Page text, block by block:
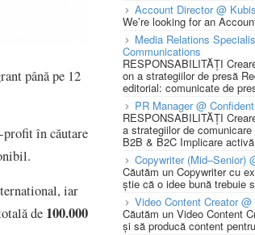
până pe 12
în căutare
iar
de 100.000
Account Director @
We’re looking for an
Media Relations
Communications
RESPONSABILITĂȚI
on a strategiilor de presă
editorial: comunicate de
PR Manager @
RESPONSABILITĂȚI
a strategiilor de
B2B & B2C Implicare
Copywriter (Mid–Senior)
Căutăm un Copywriter cu
știe că o idee bună trebuie
Video Content Creator
Căutăm un Video Content
și să producă content